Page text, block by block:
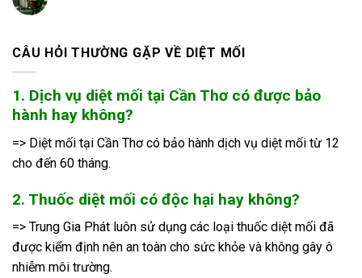
CÂU HỎI THƯỜNG GẶP VỀ DIỆT MỐI
1. Dịch vụ diệt mối tại Cần Thơ có được bảo
hành hay không?
=> Diệt mối tại Cần Thơ có bảo hành dịch vụ diệt mối từ 12
cho đến 60 tháng.
2. Thuốc diệt mối có độc hại hay không?
=> Trung Gia Phát luôn sử dụng các loại thuốc diệt mối đã
được kiểm định nên an toàn cho sức khỏe và không gây ô
nhiễm môi trường.